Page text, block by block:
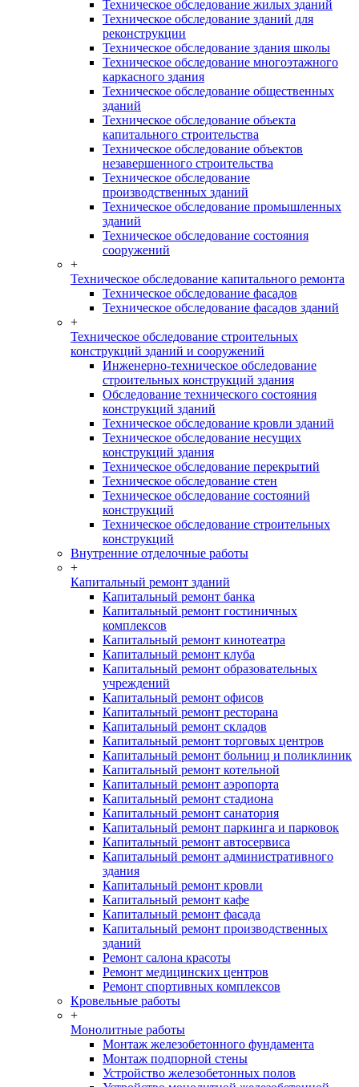
Техническое обследование жилых зданий
Техническое обследование зданий для
реконструкции
Техническое обследование здания школы
Техническое обследование многоэтажного
каркасного здания
Техническое обследование общественных
зданий
Техническое обследование объекта
капитального строительства
Техническое обследование объектов
незавершенного строительства
Техническое обследование
производственных зданий
Техническое обследование промышленных
зданий
Техническое обследование состояния
сооружений
+
Техническое обследование капитального ремонта
Техническое обследование фасадов
Техническое обследование фасадов зданий
+
Техническое обследование строительных
конструкций зданий и сооружений
Инженерно-техническое обследование
строительных конструкций здания
Обследование технического состояния
конструкций зданий
Техническое обследование кровли зданий
Техническое обследование несущих
конструкций здания
Техническое обследование перекрытий
Техническое обследование стен
Техническое обследование состояний
конструкций
Техническое обследование строительных
конструкций
Внутренние отделочные работы
+
Капитальный ремонт зданий
Капитальный ремонт банка
Капитальный ремонт гостиничных
комплексов
Капитальный ремонт кинотеатра
Капитальный ремонт клуба
Капитальный ремонт образовательных
учреждений
Капитальный ремонт офисов
Капитальный ремонт ресторана
Капитальный ремонт складов
Капитальный ремонт торговых центров
Капитальный ремонт больниц и поликлиник
Капитальный ремонт котельной
Капитальный ремонт аэропорта
Капитальный ремонт стадиона
Капитальный ремонт санатория
Капитальный ремонт паркинга и парковок
Капитальный ремонт автосервиса
Капитальный ремонт административного
здания
Капитальный ремонт кровли
Капитальный ремонт кафе
Капитальный ремонт фасада
Капитальный ремонт производственных
зданий
Ремонт салона красоты
Ремонт медицинских центров
Ремонт спортивных комплексов
Кровельные работы
+
Монолитные работы
Монтаж железобетонного фундамента
Монтаж подпорной стены
Устройство железобетонных полов